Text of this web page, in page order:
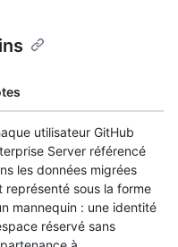
utilisateur GitHub
Server référencé
les données migrées
représenté sous la forme
mannequin : une identité
réservé sans